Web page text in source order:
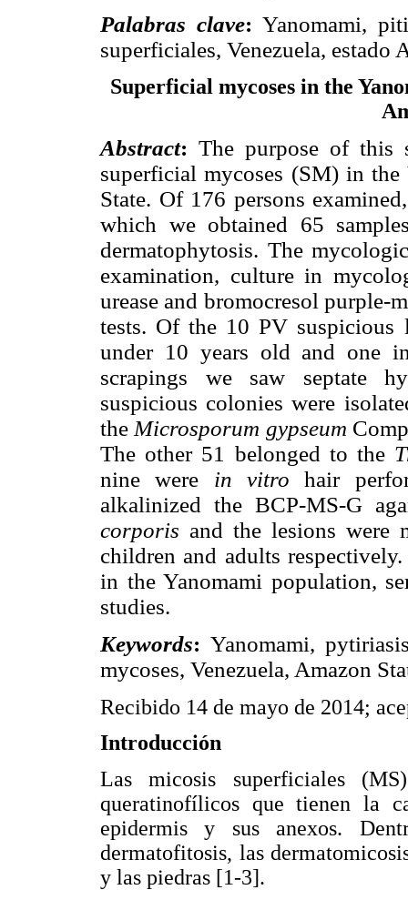
Palabras clave:Yanomami,
superficiales, Venezuela, estado
Superficial mycoses in the
Abstract: The purpose of this
superficial mycoses (SM) in
State. Of 176 persons
which we obtained 65
dermatophytosis. The
examination, culture in
urease and bromocresol purple-
tests. Of the 10 PV
under 10 years old and one
scrapings we saw septate
suspicious colonies were
the Microsporum gypseum
The other 51 belonged to the
nine were in vitrohair
alkalinized the BCP-MS-G
corporis and the lesions were
children and adults
in the Yanomami population,
studies.
Keywords:Yanomami,
mycoses, Venezuela, Amazon
Recibido 14 de mayo de 2014;
Introducción
Las micosis superficiales
queratinofílicos que tienen la
epidermis y sus anexos.
dermatofitosis, las
y las piedras [1-3].